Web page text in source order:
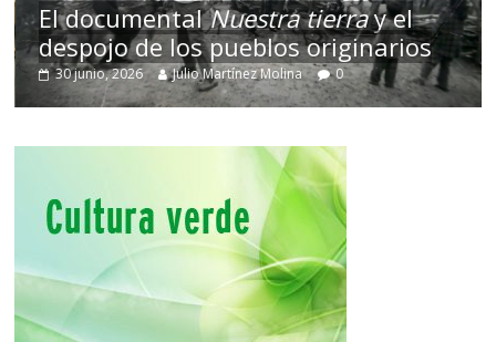
y el
Terror chamánico coreano
14 marzo, 2026 Julio Martínez Molina